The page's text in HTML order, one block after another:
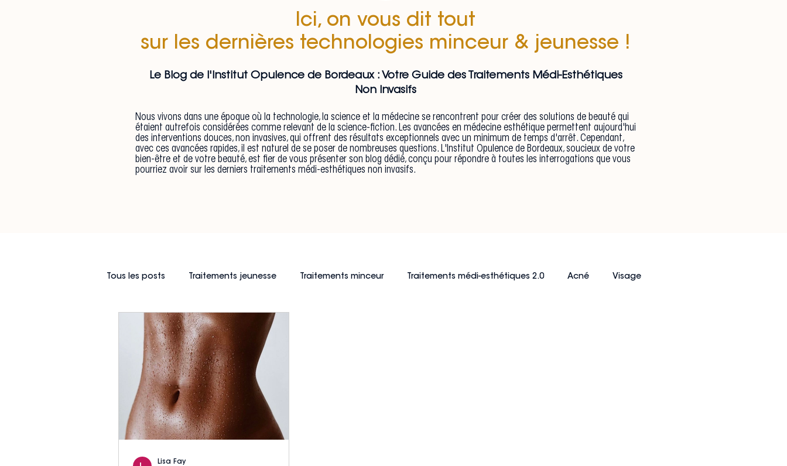
Ici, on vous dit tout
sur les dernières technologies minceur & jeunesse !
Le Blog de l'Institut Opulence de Bordeaux : Votre Guide des Traitements Médi-Esthétiques
Non Invasifs
Nous vivons dans une époque où la technologie, la science et la médecine se rencontrent pour créer des solutions de beauté qui
étaient autrefois considérées comme relevant de la science-fiction. Les avancées en médecine esthétique permettent aujourd'hui
des interventions douces, non invasives, qui offrent des résultats exceptionnels avec un minimum de temps d'arrêt. Cependant,
avec ces avancées rapides, il est naturel de se poser de nombreuses questions. L'Institut Opulence de Bordeaux, soucieux de votre
bien-être et de votre beauté, est fier de vous présenter son blog dédié, conçu pour répondre à toutes les interrogations que vous
pourriez avoir sur les derniers traitements médi-esthétiques non invasifs.
Tous les posts Traitements jeunesse Traitements minceur Traitements médi-esthétiques 2.0 Acné Visage
Lisa Fay